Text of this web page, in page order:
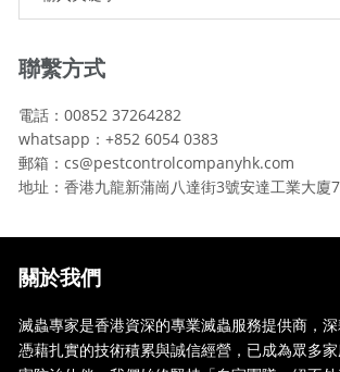
聯繫方式
電話：00852 37264282
whatsapp：+852 6054 0383
郵箱：cs@pestcontrolcompanyhk.com
地址：香港九龍新蒲崗八達街3號安達工業大廈
關於我們
滅蟲專家是香港資深的專業滅蟲服務提供商，
憑藉扎實的技術積累與誠信經營，已成為眾多